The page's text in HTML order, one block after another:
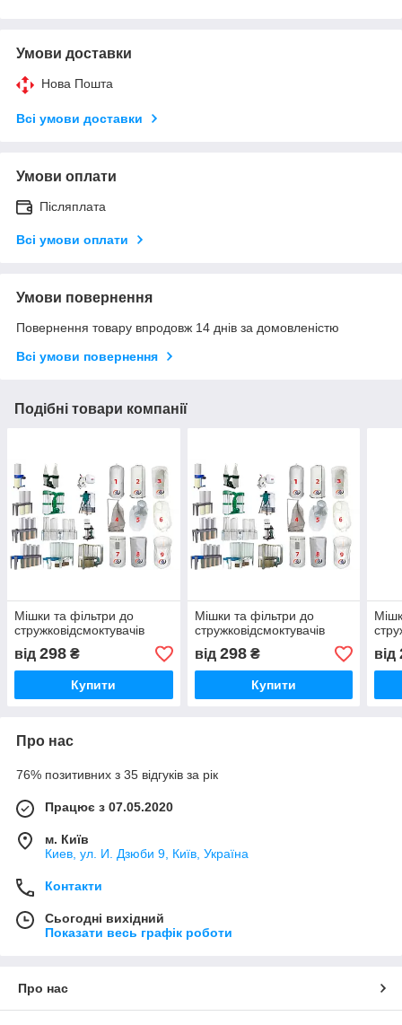
Умови доставки
Нова Пошта
Всі умови доставки
Умови оплати
Післяплата
Всі умови оплати
Умови повернення
Повернення товару впродовж 14 днів за домовленістю
Всі умови повернення
Подібні товари компанії
Мішки та фільтри до
стружковідсмоктувачів
від 298 ₴
Купити
Мішки та фільтри до
стружковідсмоктувачів
від 298₴
Купити
від
Про нас
76% позитивних з 35 відгуків за рік
Працює з 07.05.2020
м. Київ
Киев, ул. И. Дзюби 9, Київ, Україна
Контакти
Сьогодні вихідний
Показати весь графік роботи
Про нас